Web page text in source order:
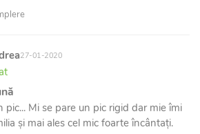
27-01-2020
pic... Mi se pare un pic rigid dar mie îmi
și mai ales cel mic foarte încântați.